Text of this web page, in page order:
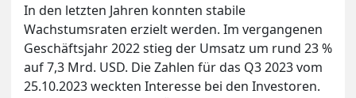
In den letzten Jahren konnten stabile
Wachstumsraten erzielt werden. Im vergangenen
Geschäftsjahr 2022 stieg der Umsatz um rund 23 %
auf 7,3 Mrd. USD. Die Zahlen für das Q3 2023 vom
25.10.2023 weckten Interesse bei den Investoren.